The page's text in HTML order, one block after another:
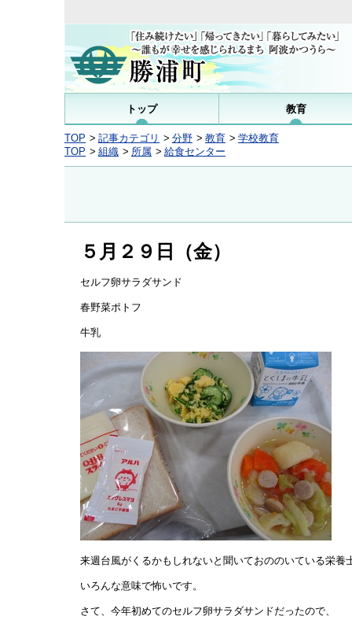
トップ 教育
TOP 記事カテゴリ 分野 教育
学校教育
TOP
組織 所属 給食センター
５月２９日（金）
セルフ卵サラダサンド
春野菜ポトフ
牛乳
来週台風がくるかもしれないと聞いておののいている栄養
いろんな意味で怖いです。
さて、今年初めてのセルフ卵サラダサンドだったので、